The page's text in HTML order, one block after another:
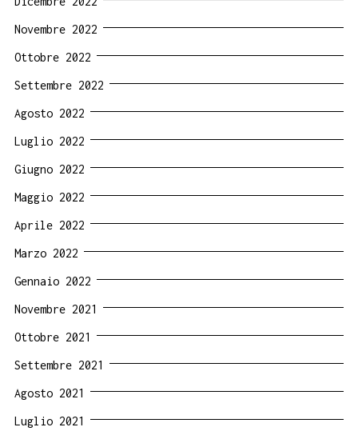
Novembre 2022
Ottobre 2022
Settembre 2022
Agosto 2022
Luglio 2022
Giugno 2022
Maggio 2022
Aprile 2022
Marzo 2022
Gennaio 2022
Novembre 2021
Ottobre 2021
Settembre 2021
Agosto 2021
Luglio 2021